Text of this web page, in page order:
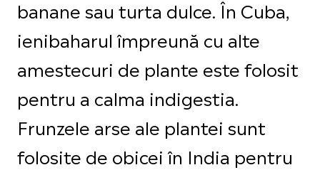
banane sau turta dulce. În Cuba,
ienibaharul împreună cu alte
amestecuri de plante este folosit
pentru a calma indigestia.
Frunzele arse ale plantei sunt
folosite de obicei în India pentru